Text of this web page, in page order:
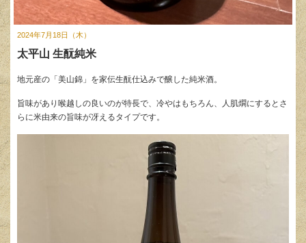
2024年7月18日（木）
太平山 生酛純米
地元産の「美山錦」を家伝生酛仕込みで醸した純米酒。
旨味があり喉越しの良いのが特長で、冷やはもちろん、人肌燗にするとさ
らに米由来の旨味が冴えるタイプです。